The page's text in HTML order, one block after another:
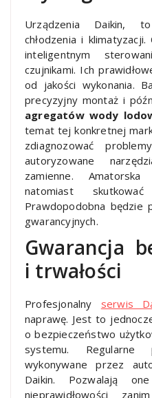
Urządzenia Daikin,
chłodzenia i
inteligentnym
czujnikami. Ich
od jakości wykonania.
precyzyjny montaż i
agregatów wody
temat tej konkretnej
zdiagnozować
autoryzowane
zamienne.
natomiast
Prawdopodobna będzie
gwarancyjnych.
Gwarancja
i trwałości
Profesjonalny serwis
naprawę. Jest to
o bezpieczeństwo
systemu.
wykonywane przez
Daikin. Pozwalają
nieprawidłowości